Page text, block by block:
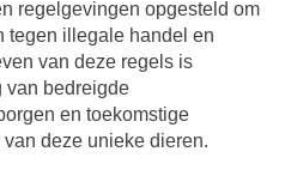
regelgevingen opgesteld om
tegen illegale handel en
van deze regels is
van bedreigde
en toekomstige
deze unieke dieren.